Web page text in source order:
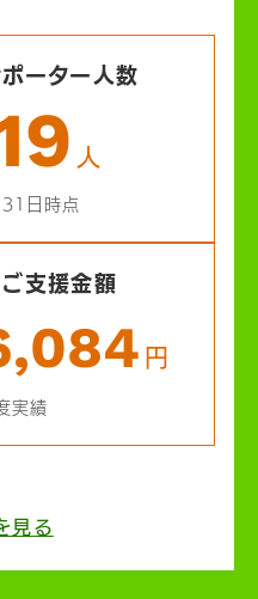
ーター人数
人
日時点
支援金額
円
実績
見る